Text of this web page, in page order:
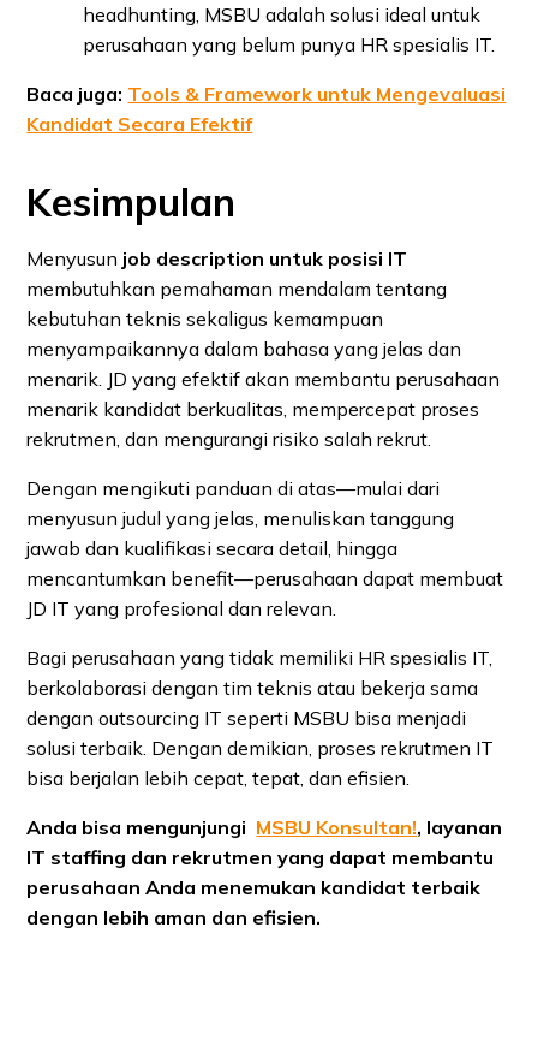
headhunting, MSBU adalah solusi ideal untuk
perusahaan yang belum punya HR spesialis IT.
Baca juga: Tools & Framework untuk Mengevaluasi
Kandidat Secara Efektif
Kesimpulan
Menyusun job description untuk posisi IT
membutuhkan pemahaman mendalam tentang
kebutuhan teknis sekaligus kemampuan
menyampaikannya dalam bahasa yang jelas dan
menarik. JD yang efektif akan membantu perusahaan
menarik kandidat berkualitas, mempercepat proses
rekrutmen, dan mengurangi risiko salah rekrut.
Dengan mengikuti panduan di atas—mulai dari
menyusun judul yang jelas, menuliskan tanggung
jawab dan kualifikasi secara detail, hingga
mencantumkan benefit—perusahaan dapat membuat
JD IT yang profesional dan relevan.
Bagi perusahaan yang tidak memiliki HR spesialis IT,
berkolaborasi dengan tim teknis atau bekerja sama
dengan outsourcing IT seperti MSBU bisa menjadi
solusi terbaik. Dengan demikian, proses rekrutmen IT
bisa berjalan lebih cepat, tepat, dan efisien.
Anda bisa mengunjungi MSBU Konsultan!, layanan
IT staffing dan rekrutmen yang dapat membantu
perusahaan Anda menemukan kandidat terbaik
dengan lebih aman dan efisien.